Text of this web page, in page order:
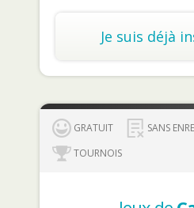
Je suis déjà
GRATUIT
SANS
TOURNOIS